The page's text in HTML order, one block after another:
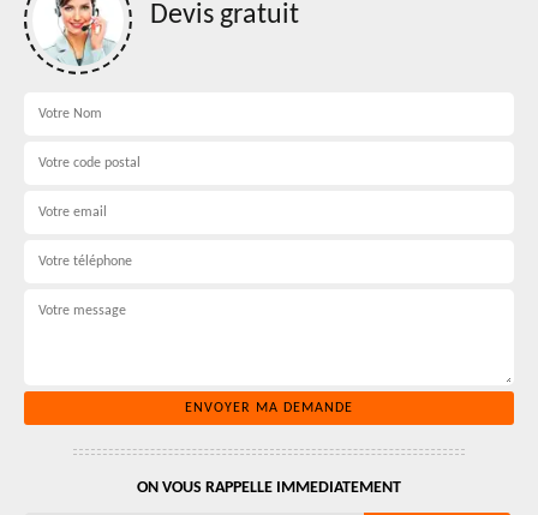
Devis gratuit
ON VOUS RAPPELLE IMMEDIATEMENT